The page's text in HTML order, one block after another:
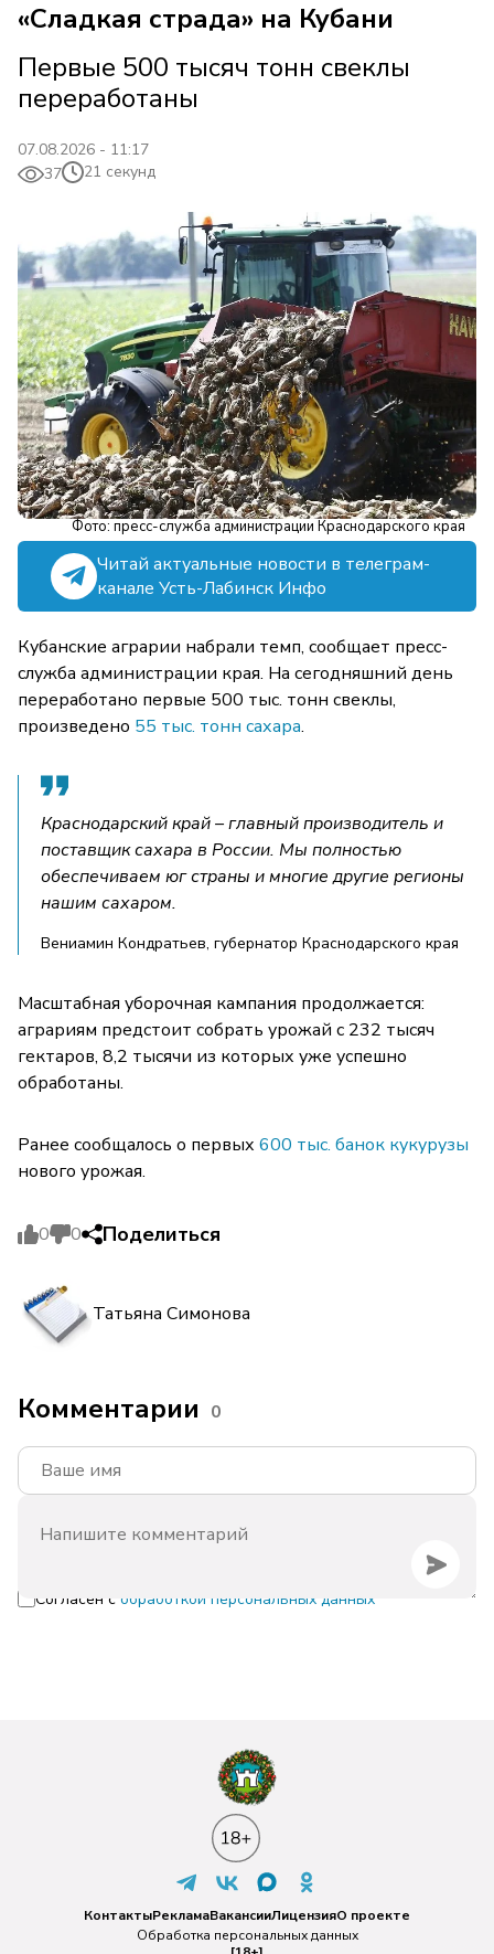
«Сладкая страда» на Кубани
Первые 500 тысяч тонн свеклы
переработаны
07.08.2026 - 11:17
37
21 секунд
Фото: пресс-служба администрации Краснодарского края
Читай актуальные новости в телеграм-
канале Усть-Лабинск Инфо
Кубанские аграрии набрали темп, сообщает пресс-
служба администрации края. На сегодняшний день
переработано первые 500 тыс. тонн свеклы,
произведено 55 тыс. тонн сахара.
Краснодарский край – главный производитель и
поставщик сахара в России. Мы полностью
обеспечиваем юг страны и многие другие регионы
нашим сахаром.
Вениамин Кондратьев, губернатор Краснодарского края
Масштабная уборочная кампания продолжается:
аграриям предстоит собрать урожай с 232 тысяч
гектаров, 8,2 тысячи из которых уже успешно
обработаны.
Ранее сообщалось о первых 600 тыс. банок кукурузы
нового урожая.
0 0 Поделиться
Татьяна Симонова
Комментарии 0
Согласен с обработкой персональных данных
КонтактыРекламаВакансииЛицензияО проекте
Обработка персональных данных